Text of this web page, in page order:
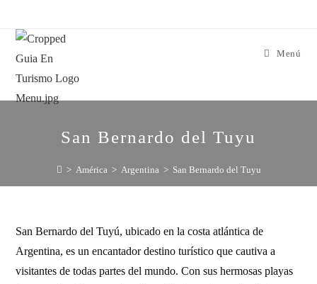
Menú
San Bernardo del Tuyu
> América > Argentina > San Bernardo del Tuyu
San Bernardo del Tuyú, ubicado en la costa atlántica de
Argentina, es un encantador destino turístico que cautiva a
visitantes de todas partes del mundo. Con sus hermosas playas